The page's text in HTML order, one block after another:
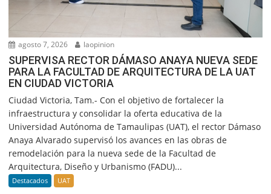
agosto 7, 2026 laopinion
SUPERVISA RECTOR DÁMASO ANAYA NUEVA SEDE
PARA LA FACULTAD DE ARQUITECTURA DE LA UAT
EN CIUDAD VICTORIA
Ciudad Victoria, Tam.- Con el objetivo de fortalecer la
infraestructura y consolidar la oferta educativa de la
Universidad Autónoma de Tamaulipas (UAT), el rector Dámaso
Anaya Alvarado supervisó los avances en las obras de
remodelación para la nueva sede de la Facultad de
Arquitectura, Diseño y Urbanismo (FADU)...
Destacados UAT